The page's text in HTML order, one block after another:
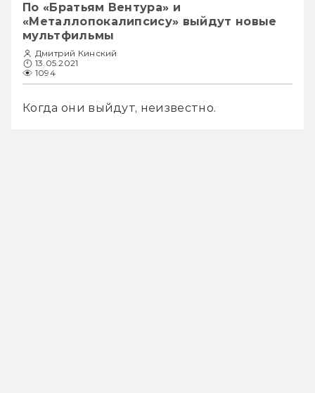
По «Братьям Вентура» и
«Металлопокалипсису» выйдут новые
мультфильмы
Дмитрий Кинский
13.05.2021
1094
Когда они выйдут, неизвестно.